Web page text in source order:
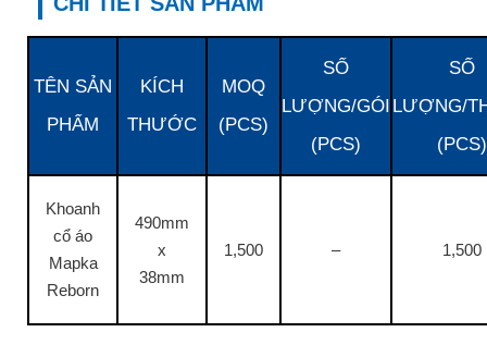
TÊN SẢN
PHẨM
KÍCH
THƯỚC
MOQ
(PCS)
SỐ
LƯỢNG/GÓI
(PCS)
SỐ
LƯỢNG/
(PCS)
Khoanh
cổ áo
Mapka
Reborn
490mm
x
38mm
1,500 – 1,500